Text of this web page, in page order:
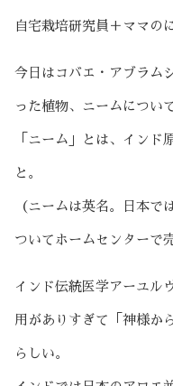
自宅栽培研究員＋ママの
今日はコバエ・アブラム
った植物、ニームについ
「ニーム」とは、インド
と。
（ニームは英名。日本で
ついてホームセンターで
インド伝統医学アーユル
用がありすぎて「神様か
らしい。